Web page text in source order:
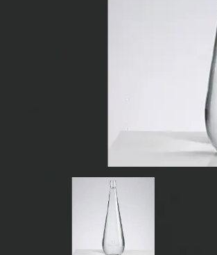
BOTELLAS DE VIDRIO PARA BEBIDAS
TAPA/CIERRES/ETIQUETAS PARA